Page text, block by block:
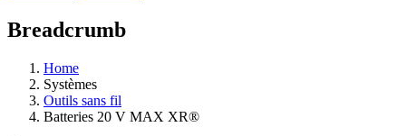
Breadcrumb
Home
Systèmes
Outils sans fil
Batteries 20 V MAX XR®